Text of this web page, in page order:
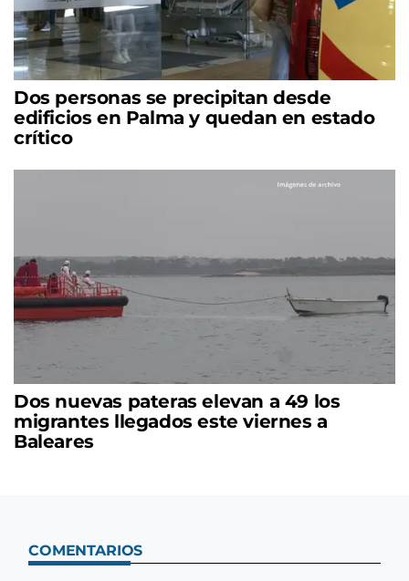
Dos personas se precipitan desde
edificios en Palma y quedan en estado
crítico
Dos nuevas pateras elevan a 49 los
migrantes llegados este viernes a
Baleares
COMENTARIOS